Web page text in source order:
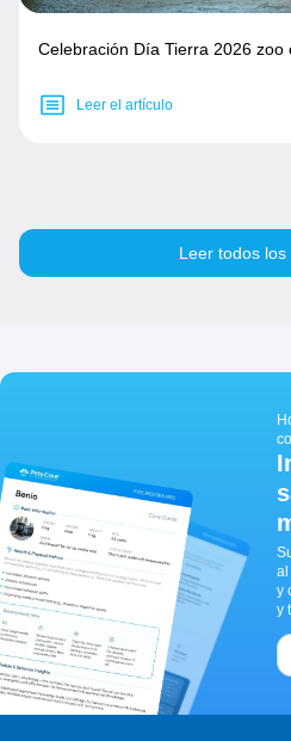
Celebración Día Tierra 2026 zoo
Leer el artículo
Leer todos
al
y
y